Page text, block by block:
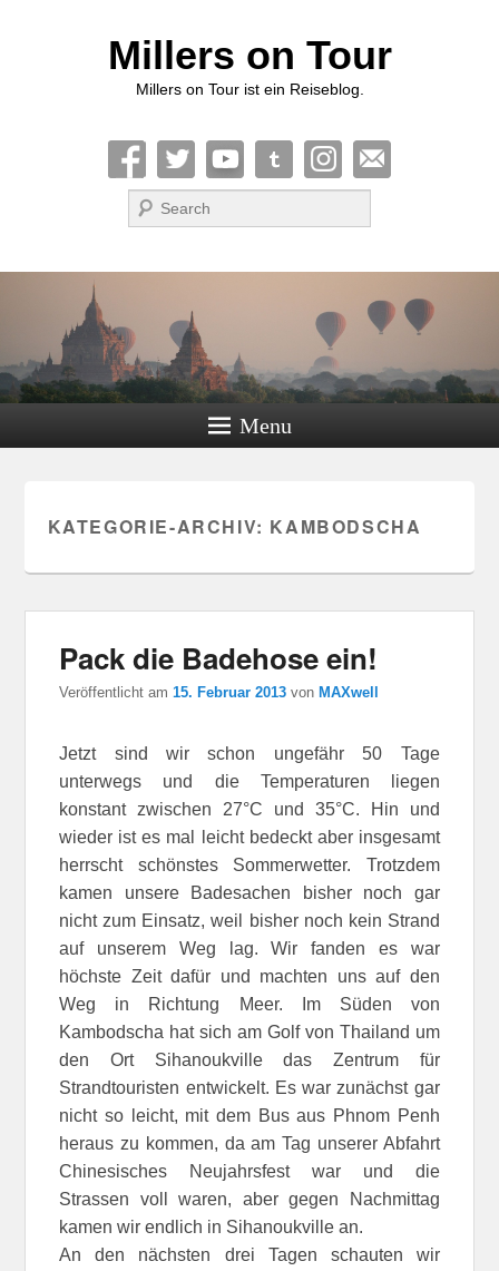
Millers on Tour
Millers on Tour ist ein Reiseblog.
Suche
Menu
KATEGORIE-ARCHIV: KAMBODSCHA
Pack die Badehose ein!
Veröffentlicht am15. Februar 2013 von MAXwell
Jetzt sind wir schon ungefähr 50 Tage
unterwegs und die Temperaturen liegen
konstant zwischen 27°C und 35°C. Hin und
wieder ist es mal leicht bedeckt aber insgesamt
herrscht schönstes Sommerwetter. Trotzdem
kamen unsere Badesachen bisher noch gar
nicht zum Einsatz, weil bisher noch kein Strand
auf unserem Weg lag. Wir fanden es war
höchste Zeit dafür und machten uns auf den
Weg in Richtung Meer. Im Süden von
Kambodscha hat sich am Golf von Thailand um
den Ort Sihanoukville das Zentrum für
Strandtouristen entwickelt. Es war zunächst gar
nicht so leicht, mit dem Bus aus Phnom Penh
heraus zu kommen, da am Tag unserer Abfahrt
Chinesisches Neujahrsfest war und die
Strassen voll waren, aber gegen Nachmittag
kamen wir endlich in Sihanoukville an.
An den nächsten drei Tagen schauten wir